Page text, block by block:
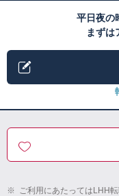
平日夜の
まずは
※ ご利用にあたってはLHH